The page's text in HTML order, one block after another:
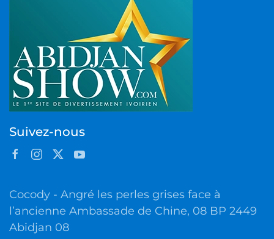
Suivez-nous
Cocody - Angré les perles grises face à
l’ancienne Ambassade de Chine, 08 BP 2449
Abidjan 08